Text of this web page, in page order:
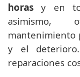
horas y en
asimismo,
mantenimiento
y el
reparaciones